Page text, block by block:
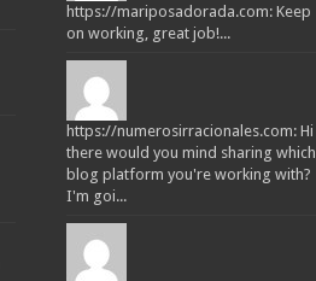
https://mariposadorada.com: Keep
on working, great job!...
https://numerosirracionales.com: Hi
there would you mind sharing which
blog platform you're working with?
I'm goi...